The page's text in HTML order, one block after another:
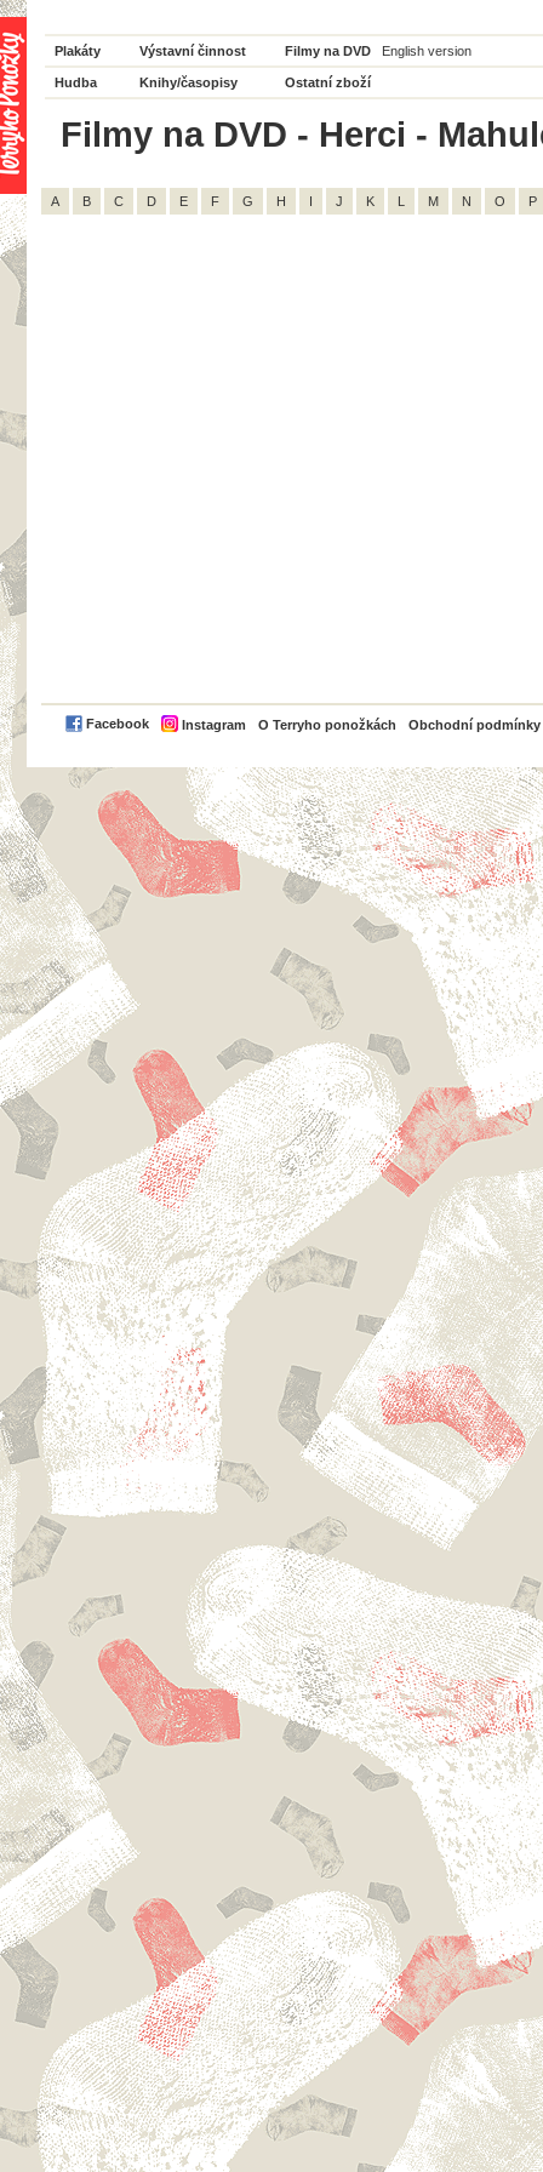
Plakáty Výstavní činnost Filmy na DVD English version
Hudba Knihy/časopisy Ostatní zboží
Filmy na DVD - Herci -
A B C D E F G H I J K L M N O P
Facebook Instagram O Terryho ponožkách Obchodní podmínky
PayPal